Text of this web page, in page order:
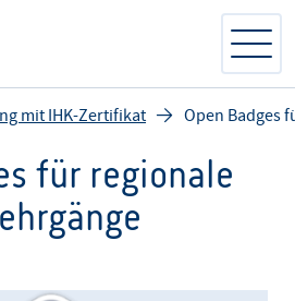
mit IHK-Zertifikat Open Badges
für regionale